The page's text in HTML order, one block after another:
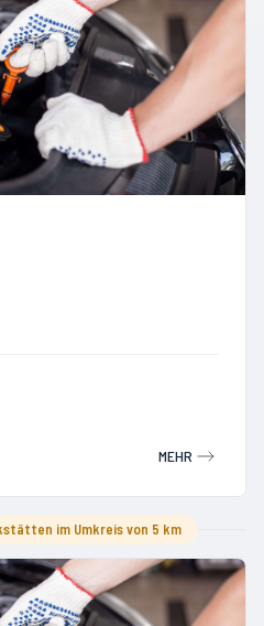
MEHR
im Umkreis von 5 km